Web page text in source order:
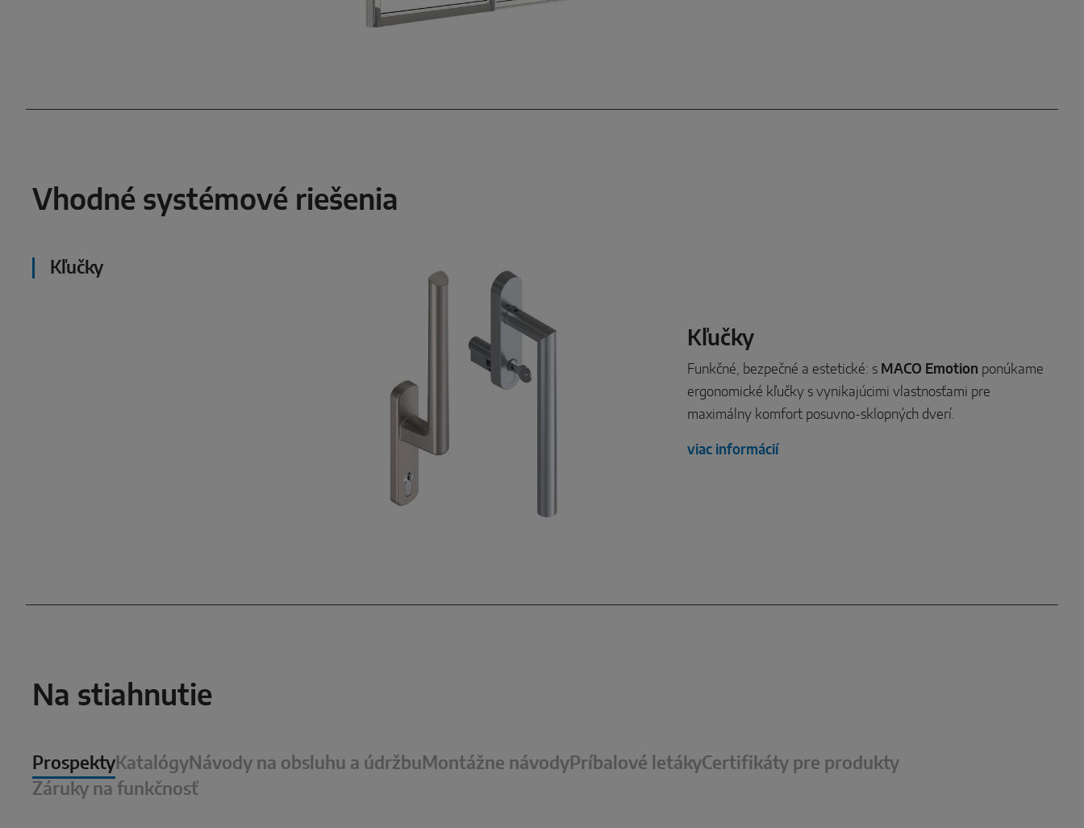
Vhodné systémové riešenia
Kľučky
Kľučky
Funkčné, bezpečné a estetické: s MACO Emotion ponúkame
ergonomické kľučky s vynikajúcimi vlastnosťami pre
maximálny komfort posuvno-sklopných dverí.
viac informácií
Na stiahnutie
Prospekty KatalógyNávody na obsluhu a údržbu Montážne návody Príbalové letákyCertifikáty pre produkty
Záruky na funkčnosť